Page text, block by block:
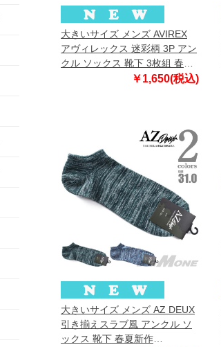
大きいサイズ メンズ AVIREX
アヴィレックス 迷彩柄 3P アン
クル ソックス 靴下 3枚組 春夏
￥1,650(税込)
大きいサイズ メンズ AZ DEUX
引き揃えスラブ風 アンクル ソ
ックス 靴下 春夏新作